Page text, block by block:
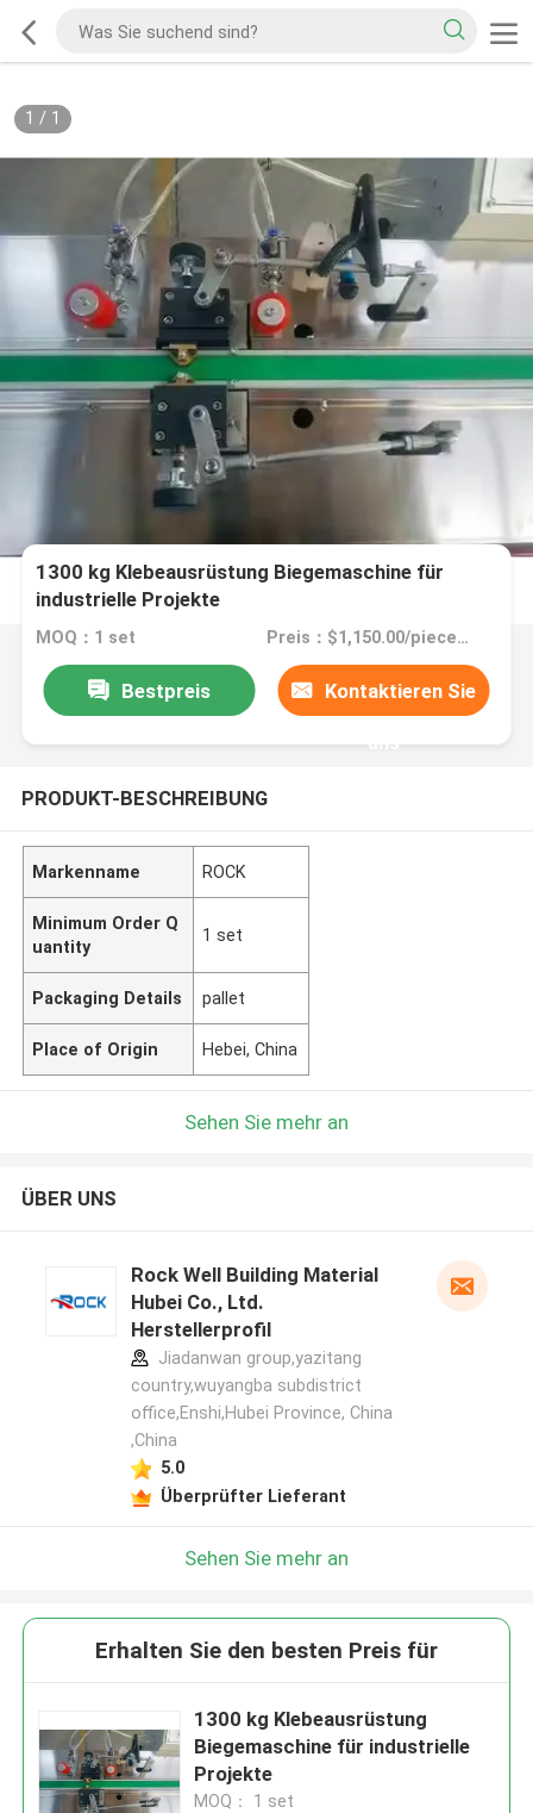
1 / 1
1300 kg Klebeausrüstung Biegemaschine für
industrielle Projekte
MOQ：1 set Preis：$1,150.00/pieces 1-4 pieces
Bestpreis Kontaktieren Sie
uns
PRODUKT-BESCHREIBUNG
Markenname ROCK
Minimum Order Q
uantity
1 set
Packaging Details pallet
Place of Origin Hebei, China
Sehen Sie mehr an
ÜBER UNS
Rock Well Building Material
Hubei Co., Ltd.
Herstellerprofil
Jiadanwan group,yazitang
country,wuyangba subdistrict
office,Enshi,Hubei Province, China
,China
5.0
Überprüfter Lieferant
Sehen Sie mehr an
Erhalten Sie den besten Preis für
1300 kg Klebeausrüstung
Biegemaschine für industrielle
Projekte
MOQ： 1 set